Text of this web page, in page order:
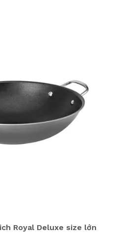
Royal Deluxe size lớn